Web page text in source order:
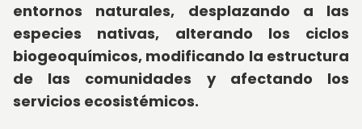
entornos naturales, desplazando a las
especies nativas, alterando los ciclos
biogeoquímicos, modificando la estructura
de las comunidades y afectando los
servicios ecosistémicos.